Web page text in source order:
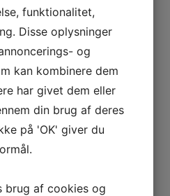
til Wanna Shine ✨
os ...
funktionalitet,
Disse oplysninger
og
kan kombinere dem
har givet dem eller
din brug af deres
på 'OK' giver du
brug af cookies og